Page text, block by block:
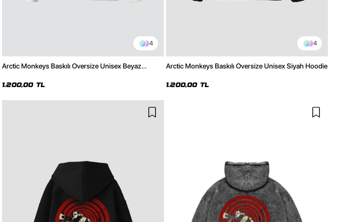
4
Arctic Monkeys Baskılı Oversize Unisex Beyaz
1.200,00 TL
4
Arctic Monkeys Baskılı Oversize Unisex Siyah Hoodie
1.200,00 TL